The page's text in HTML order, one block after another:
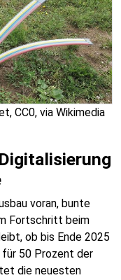
CC0, via Wikimedia
voran, bunte
Fortschritt beim
ob bis Ende 2025
50 Prozent der
die neuesten